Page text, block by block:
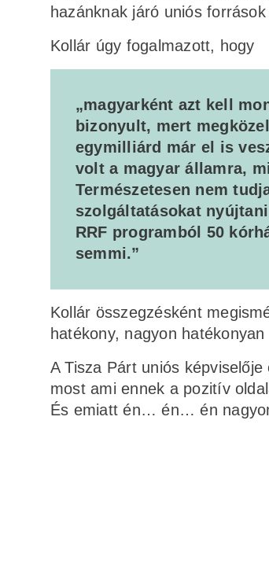
hazánknak járó uniós
Kollár úgy fogalmazott, hogy
„magyarként azt kell
bizonyult, mert
egymilliárd már el is
volt a magyar államra,
Természetesen nem
szolgáltatásokat
RRF programból 50
semmi.”
Kollár összegzésként
hatékony, nagyon
A Tisza Párt uniós
most ami ennek a pozitív
És emiatt én… én… én